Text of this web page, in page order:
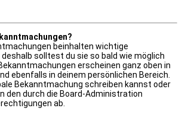
beinhalten wichtige
solltest du sie so bald wie möglich
erscheinen ganz oben in
ebenfalls in deinem persönlichen Bereich.
Bekanntmachung schreiben kannst oder
den durch die Board-Administration
ab.